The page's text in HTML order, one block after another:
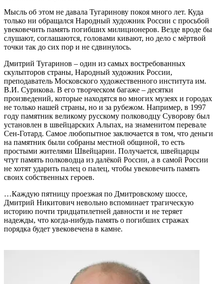
Мысль об этом не давала Тугаринову покоя много лет. Куда
только ни обращался Народный художник России с просьбой
увековечить память погибших милиционеров. Везде вроде бы
слушают, соглашаются, головами кивают, но дело с мёртвой
точки так до сих пор и не сдвинулось.
Дмитрий Тугаринов – один из самых востребованных
скульпторов страны, Народный художник России,
преподаватель Московского художественного института им.
В.И. Сурикова. В его творческом багаже – десятки
произведений, которые находятся во многих музеях и городах
не только нашей страны, но и за рубежом. Например, в 1997
году памятник великому русскому полководцу Суворову был
установлен в швейцарских Альпах, на знаменитом перевале
Сен-Готард. Самое любопытное заключается в том, что деньги
на памятник были собраны местной общиной, то есть
простыми жителями Швейцарии. Получается, швейцарцы
чтут память полководца из далёкой России, а в самой России
не хотят ударить палец о палец, чтобы увековечить память
своих собственных героев.
…Каждую пятницу проезжая по Дмитровскому шоссе,
Дмитрий Никитович невольно вспоминает трагическую
историю почти тридцатилетней давности и не теряет
надежды, что когда-нибудь память о погибших стражах
порядка будет увековечена в камне.